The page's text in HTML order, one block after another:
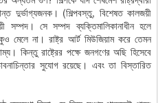
দুর্ভাগ্যজনক। (শিল্পবস্তু, বিশেষত কালজয়ী
সম্পদ। সে সম্পদ ব্যক্তিমালিকানাধীন হলে
মেলে না। রাষ্ট্র আর্ট মিউজিয়াম করে তেমন
কিন্তু রাষ্ট্রের পক্ষে জনগণের অছি হিসেবে
সুযোগ রয়েছে। এবং তা বিস্তারিত